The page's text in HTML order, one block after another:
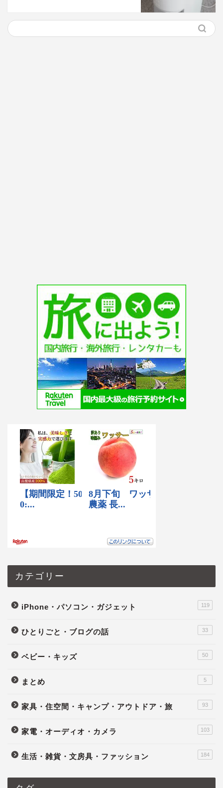
カテゴリー
iPhone・パソコン・ガジェット 119
ひとりごと・ブログの話 33
ベビー・キッズ 50
まとめ 5
家具・住空間・キャンプ・アウトドア・旅 93
家電・オーディオ・カメラ 103
生活・雑貨・文房具・ファッション 184